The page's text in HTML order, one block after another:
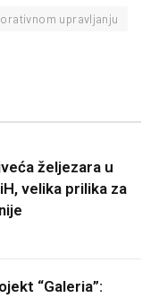
upravljanju
željezara u
velika prilika za
“Galeria”: